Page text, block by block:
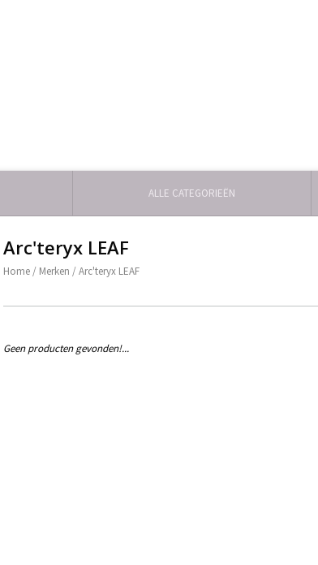
ALLE CATEGORIEËN
Arc'teryx LEAF
Home / Merken /Arc'teryx LEAF
Geen producten gevonden!...